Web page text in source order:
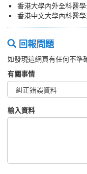
香港大學內外全科醫
香港中文大學內科醫
回報問題
如發現這網頁有任何不準
有關事情
輸入資料